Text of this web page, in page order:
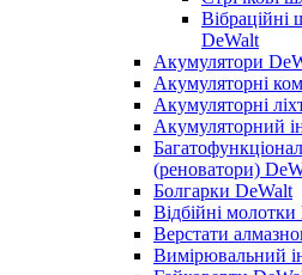
Вібраційні
DeWalt
Акумулятори
Акумуляторні
Акумуляторні
Акумуляторний
(реноватори)
Болгарки DeWalt
Відбійні
Верстати
Вимірювальний